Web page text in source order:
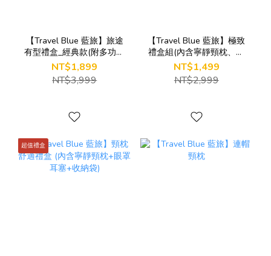
【Travel Blue 藍旅】旅途
有型禮盒_經典款(附多功能
防盜包)
NT$1,899
NT$3,999
【Travel Blue 藍旅】極致
禮盒組(內含寧靜頸枕、頸
枕收納盒 、豪華眼罩)
NT$1,499
NT$2,999
超值禮盒